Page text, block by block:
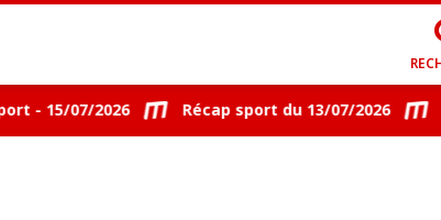
15/07/2026 Récap sport du 13/07/2026